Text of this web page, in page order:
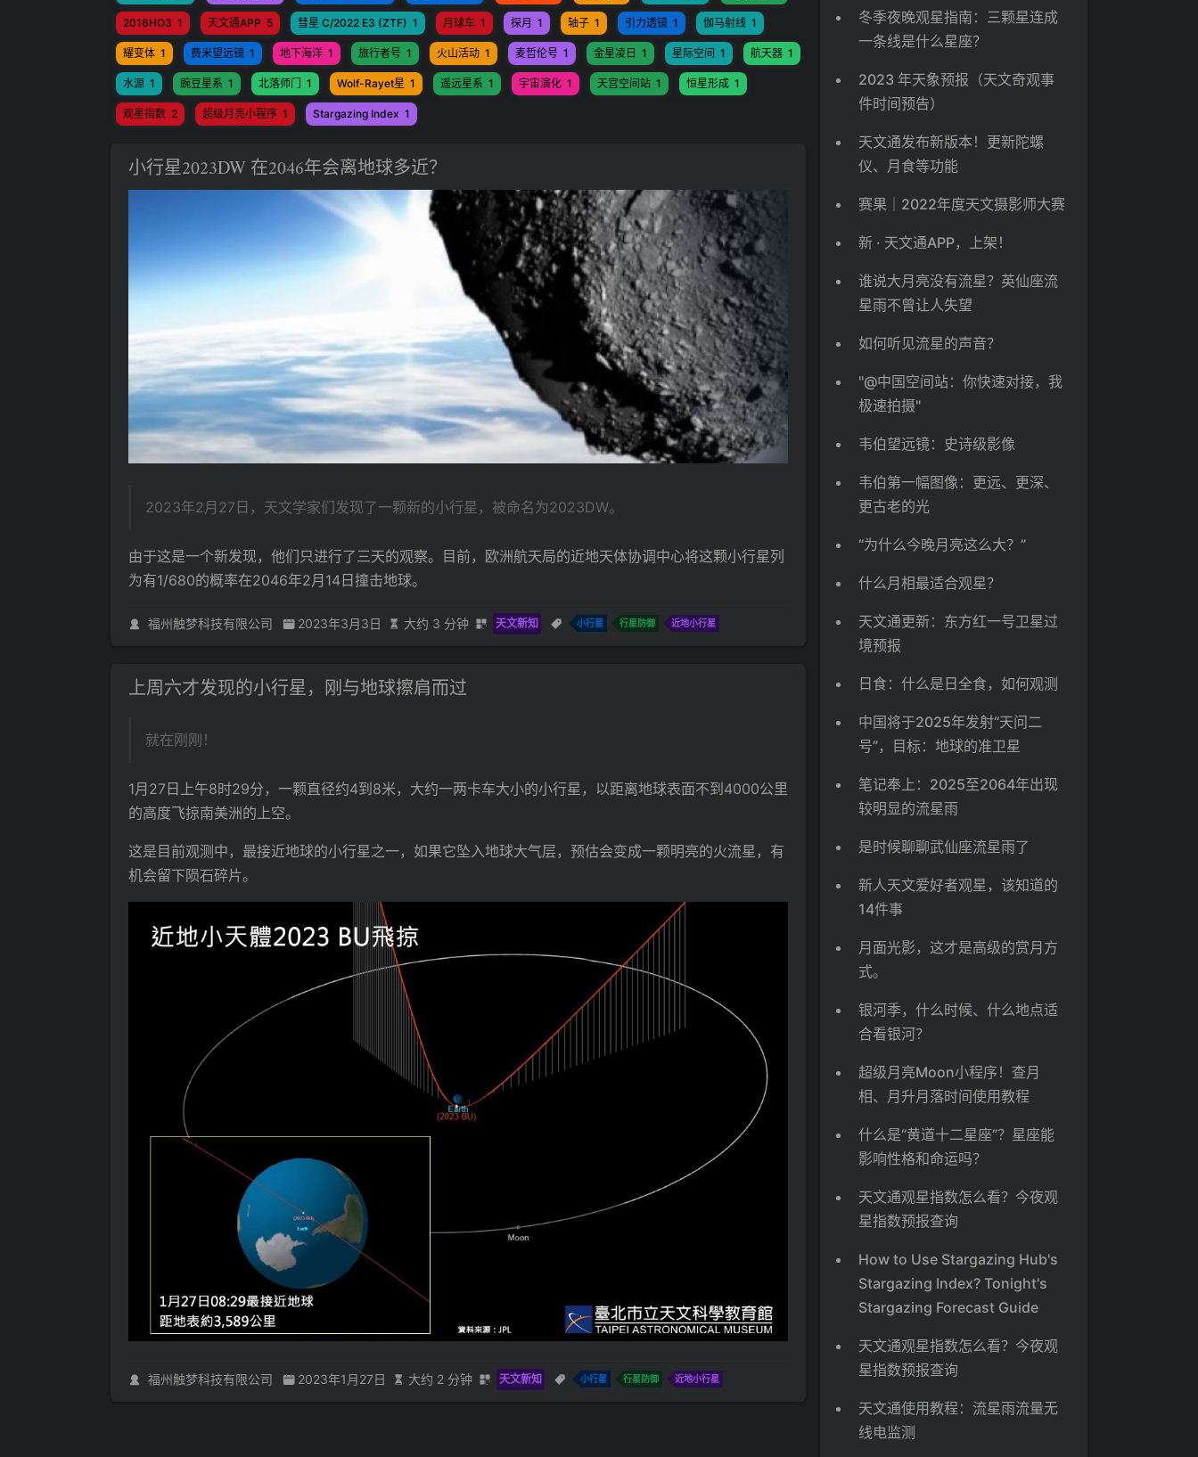
2016HO3 1 天文通APP 5 彗星 C/2022 E3 (ZTF) 1 月球车 1 探月 1 轴子 1 引力透镜 1 伽马射线 1
耀变体 1 费米望远镜 1 地下海洋 1 旅行者号 1 火山活动 1 麦哲伦号 1 金星凌日 1 星际空间 1 航天器 1
水源 1 豌豆星系 1 北落师门 1 Wolf-Rayet星 1 遥远星系 1 宇宙演化 1 天宫空间站 1 恒星形成 1
观星指数 2 超级月亮小程序 1 Stargazing Index 1
小行星2023DW 在2046年会离地球多近？
2023年2月27日，天文学家们发现了一颗新的小行星，被命名为2023DW。
由于这是一个新发现，他们只进行了三天的观察。目前，欧洲航天局的近地天体协调中心将这颗小行星列
为有1/680的概率在2046年2月14日撞击地球。
福州触梦科技有限公司 2023年3月3日 大约 3 分钟 天文新知 小行星 行星防御 近地小行星
上周六才发现的小行星，刚与地球擦肩而过
就在刚刚！
1月27日上午8时29分，一颗直径约4到8米，大约一两卡车大小的小行星，以距离地球表面不到4000公里
的高度飞掠南美洲的上空。
这是目前观测中，最接近地球的小行星之一，如果它坠入地球大气层，预估会变成一颗明亮的火流星，有
机会留下陨石碎片。
福州触梦科技有限公司 2023年1月27日 大约 2 分钟 天文新知 小行星 行星防御 近地小行星
冬季夜晚观星指南：三颗星连成
一条线是什么星座？
2023 年天象预报（天文奇观事
件时间预告）
天文通发布新版本！更新陀螺
仪、月食等功能
赛果｜2022年度天文摄影师大赛
新 · 天文通APP，上架！
谁说大月亮没有流星？英仙座流
星雨不曾让人失望
如何听见流星的声音？
"@中国空间站：你快速对接，我
极速拍摄"
韦伯望远镜：史诗级影像
韦伯第一幅图像：更远、更深、
更古老的光
“为什么今晚月亮这么大？”
什么月相最适合观星？
天文通更新：东方红一号卫星过
境预报
日食：什么是日全食，如何观测
中国将于2025年发射“天问二
号”，目标：地球的准卫星
笔记奉上：2025至2064年出现
较明显的流星雨
是时候聊聊武仙座流星雨了
新人天文爱好者观星，该知道的
14件事
月面光影，这才是高级的赏月方
式。
银河季，什么时候、什么地点适
合看银河？
超级月亮Moon小程序！查月
相、月升月落时间使用教程
什么是“黄道十二星座”？星座能
影响性格和命运吗？
天文通观星指数怎么看？今夜观
星指数预报查询
How to Use Stargazing Hub's
Stargazing Index? Tonight's
Stargazing Forecast Guide
天文通观星指数怎么看？今夜观
星指数预报查询
天文通使用教程：流星雨流量无
线电监测